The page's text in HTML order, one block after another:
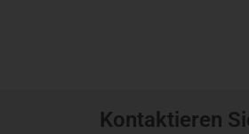
Kontaktieren